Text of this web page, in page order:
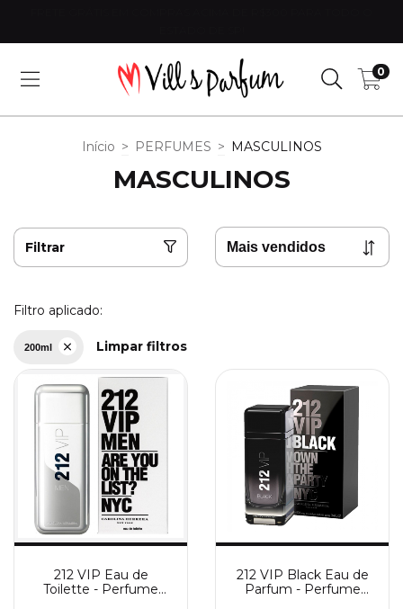
0
Início > PERFUMES > MASCULINOS
MASCULINOS
Filtrar
Filtro aplicado:
200ml Limpar filtros
212 VIP Eau de
Toilette - Perfume
212 VIP Black Eau de
Parfum - Perfume